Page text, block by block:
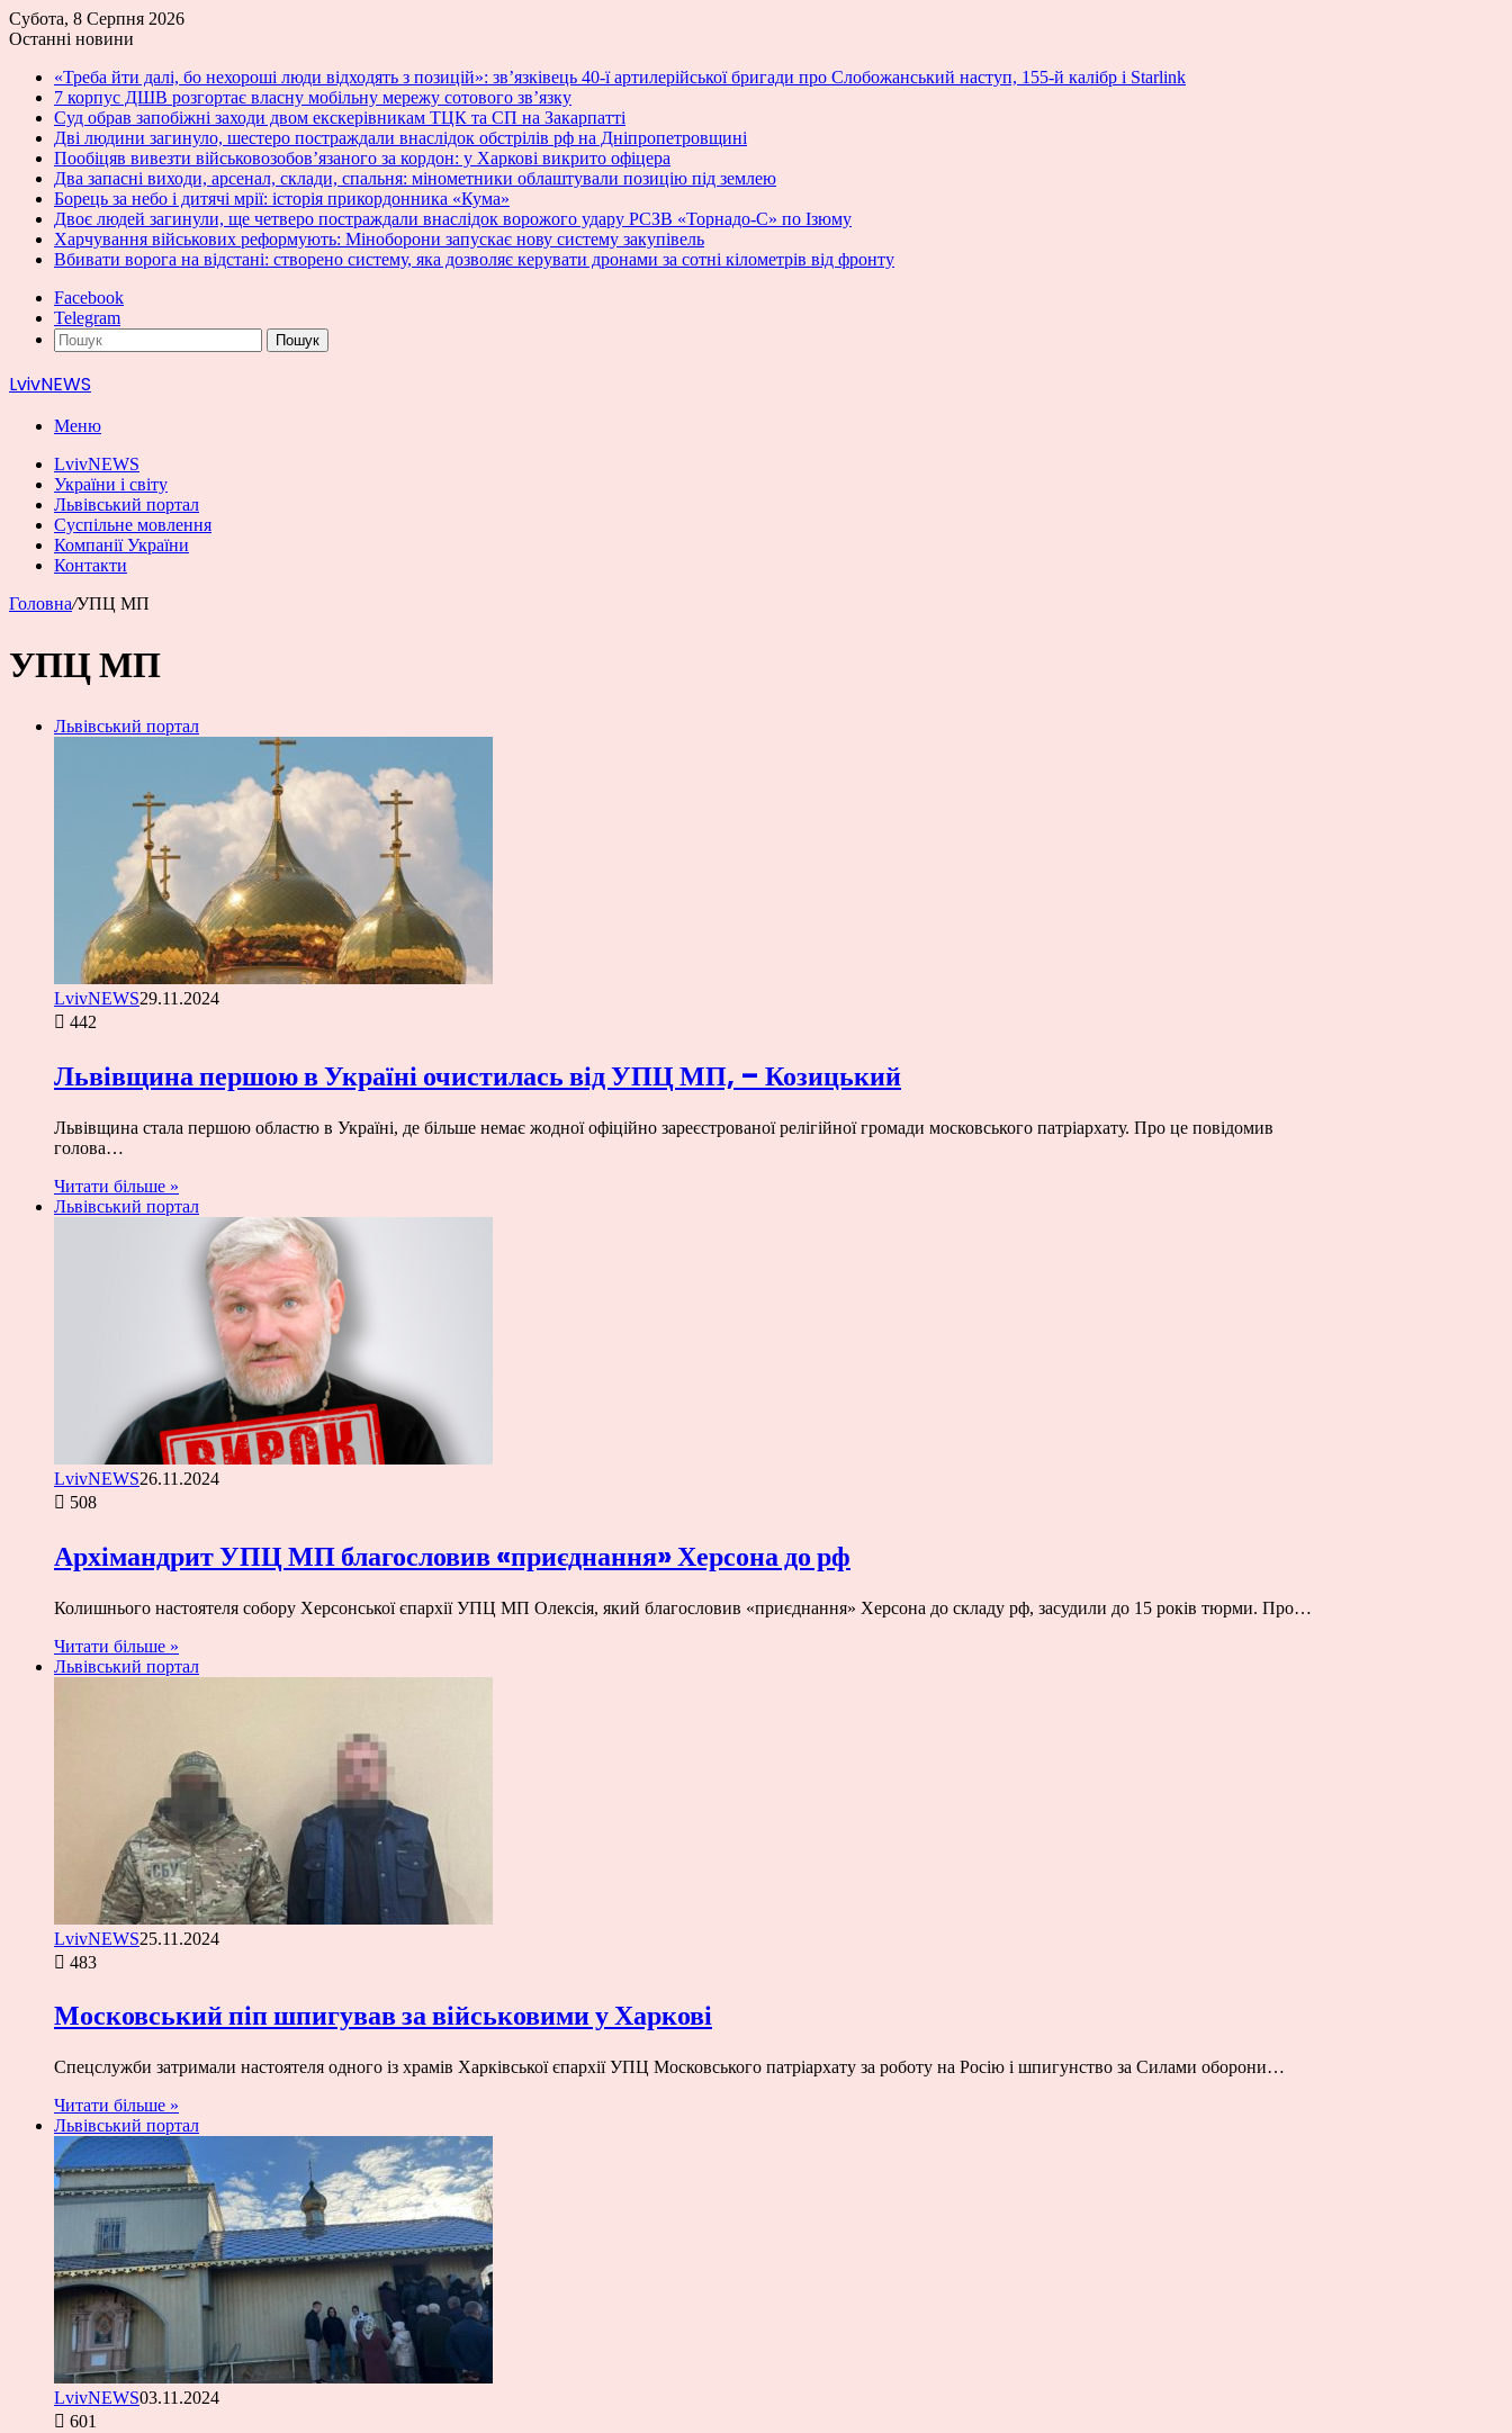
Субота, 8 Серпня 2026
Останні новини
«Треба йти далі, бо нехороші люди відходять з позицій»: зв’язківець 40-ї артилерійської бригади про Слобожанський наступ, 155-й калібр і Starlink
7 корпус ДШВ розгортає власну мобільну мережу сотового зв’язку
Суд обрав запобіжні заходи двом екскерівникам ТЦК та СП на Закарпатті
Дві людини загинуло, шестеро постраждали внаслідок обстрілів рф на Дніпропетровщині
Пообіцяв вивезти військовозобов’язаного за кордон: у Харкові викрито офіцера
Два запасні виходи, арсенал, склади, спальня: мінометники облаштували позицію під землею
Борець за небо і дитячі мрії: історія прикордонника «Кума»
Двоє людей загинули, ще четверо постраждали внаслідок ворожого удару РСЗВ «Торнадо-С» по Ізюму
Харчування військових реформують: Міноборони запускає нову систему закупівель
Вбивати ворога на відстані: створено систему, яка дозволяє керувати дронами за сотні кілометрів від фронту
Facebook
Telegram
Пошук
LvivNEWS
Меню
LvivNEWS
України і світу
Львівський портал
Суспільне мовлення
Компанії України
Контакти
Головна/УПЦ МП
УПЦ МП
Львівський портал
LvivNEWS29.11.2024
442
Львівщина першою в Україні очистилась від УПЦ МП, – Козицький
Львівщина стала першою областю в Україні, де більше немає жодної офіційно зареєстрованої релігійної громади московського патріархату. Про це повідомив
голова…
Читати більше »
Львівський портал
LvivNEWS26.11.2024
508
Архімандрит УПЦ МП благословив «приєднання» Херсона до рф
Колишнього настоятеля собору Херсонської єпархії УПЦ МП Олексія, який благословив «приєднання» Херсона до складу рф, засудили до 15 років тюрми. Про…
Читати більше »
Львівський портал
LvivNEWS25.11.2024
483
Московський піп шпигував за військовими у Харкові
Спецслужби затримали настоятеля одного із храмів Харківської єпархії УПЦ Московського патріархату за роботу на Росію і шпигунство за Силами оборони…
Читати більше »
Львівський портал
LvivNEWS03.11.2024
601